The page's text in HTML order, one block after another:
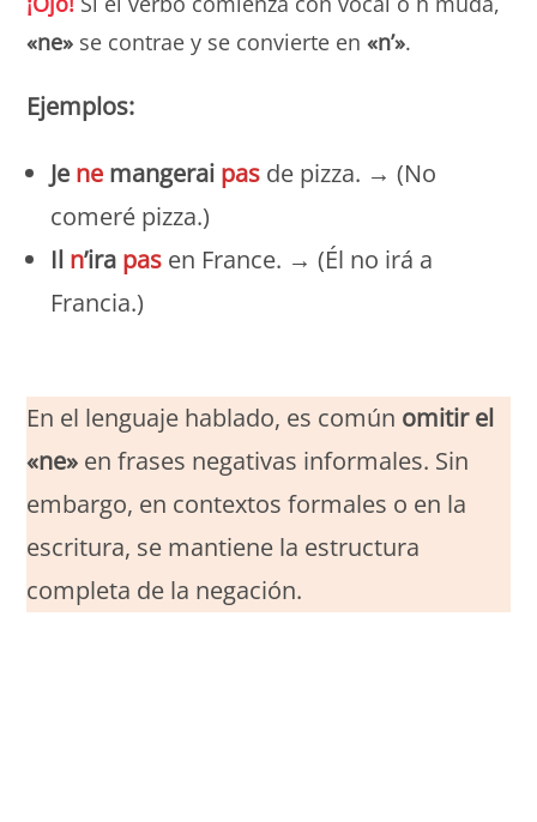
«ne» se contrae y se convierte en«n’».
Ejemplos:
Je ne mangerai pas de pizza. → (No
comeré pizza.)
Il n’ira pas en France. → (Él no irá a
Francia.)
En el lenguaje hablado, es común omitir el
«ne» en frases negativas informales. Sin
embargo, en contextos formales o en la
escritura, se mantiene la estructura
completa de la negación.